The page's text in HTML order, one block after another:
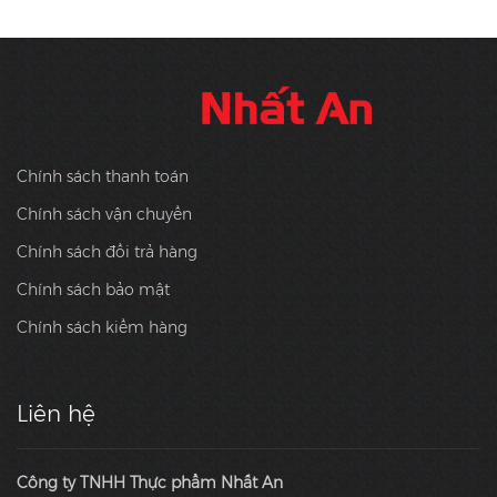
Chính sách thanh toán
Chính sách vận chuyển
Chính sách đổi trả hàng
Chính sách bảo mật
Chính sách kiểm hàng
Liên hệ
Công ty TNHH Thực phẩm Nhất An